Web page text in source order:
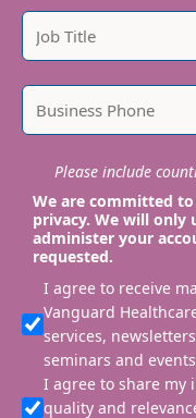
Please include
We are committed
privacy. We will only
administer your
requested.
I agree to receive
Vanguard
services,
seminars and
I agree to share my
quality and